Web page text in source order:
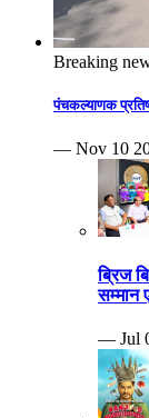
Breaking
पंचकल्याणक
— Nov 10
ब्रिज
सम्मान
— Jul